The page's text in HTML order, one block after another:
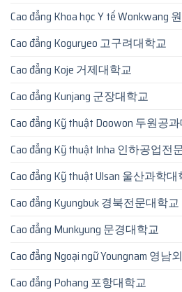
Cao đẳng Khoa học Y tế Wonkwang
Cao đẳng Koguryeo 고구려대학교
Cao đẳng Koje 거제대학교
Cao đẳng Kunjang 군장대학교
Cao đẳng Kỹ thuật Doowon 두원공
Cao đẳng Kỹ thuật Inha 인하공업전
Cao đẳng Kỹ thuật Ulsan 울산과학
Cao đẳng Kyungbuk 경북전문대학교
Cao đẳng Munkyung 문경대학교
Cao đẳng Ngoại ngữ Youngnam 영남
Cao đẳng Pohang 포항대학교